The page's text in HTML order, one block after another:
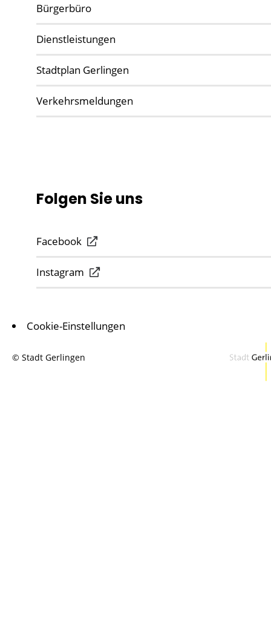
Bürgerbüro
Dienstleistungen
Stadtplan Gerlingen
Verkehrsmeldungen
Folgen Sie uns
Facebook
Instagram
Cookie-Einstellungen
© Stadt Gerlingen